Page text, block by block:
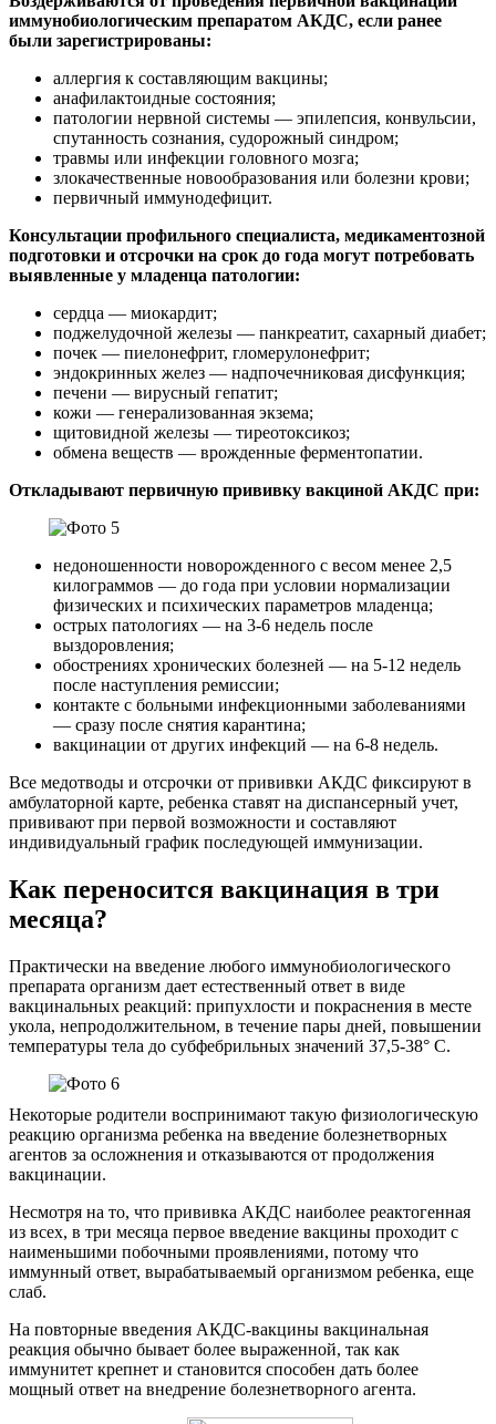
иммунобиологическим препаратом АКДС, если ранее
были зарегистрированы:
аллергия к составляющим вакцины;
анафилактоидные состояния;
патологии нервной системы — эпилепсия, конвульсии,
спутанность сознания, судорожный синдром;
травмы или инфекции головного мозга;
злокачественные новообразования или болезни крови;
первичный иммунодефицит.
Консультации профильного специалиста, медикаментозной
подготовки и отсрочки на срок до года могут потребовать
выявленные у младенца патологии:
сердца — миокардит;
поджелудочной железы — панкреатит, сахарный диабет;
почек — пиелонефрит, гломерулонефрит;
эндокринных желез — надпочечниковая дисфункция;
печени — вирусный гепатит;
кожи — генерализованная экзема;
щитовидной железы — тиреотоксикоз;
обмена веществ — врожденные ферментопатии.
Откладывают первичную прививку вакциной АКДС при:
недоношенности новорожденного с весом менее 2,5
килограммов — до года при условии нормализации
физических и психических параметров младенца;
острых патологиях — на 3-6 недель после
выздоровления;
обострениях хронических болезней — на 5-12 недель
после наступления ремиссии;
контакте с больными инфекционными заболеваниями
— сразу после снятия карантина;
вакцинации от других инфекций — на 6-8 недель.
Все медотводы и отсрочки от прививки АКДС фиксируют в
амбулаторной карте, ребенка ставят на диспансерный учет,
прививают при первой возможности и составляют
индивидуальный график последующей иммунизации.
Как переносится вакцинация в три
месяца?
Практически на введение любого иммунобиологического
препарата организм дает естественный ответ в виде
вакцинальных реакций: припухлости и покраснения в месте
укола, непродолжительном, в течение пары дней, повышении
температуры тела до субфебрильных значений 37,5-38° С.
Некоторые родители воспринимают такую физиологическую
реакцию организма ребенка на введение болезнетворных
агентов за осложнения и отказываются от продолжения
вакцинации.
Несмотря на то, что прививка АКДС наиболее реактогенная
из всех, в три месяца первое введение вакцины проходит с
наименьшими побочными проявлениями, потому что
иммунный ответ, вырабатываемый организмом ребенка, еще
слаб.
На повторные введения АКДС-вакцины вакцинальная
реакция обычно бывает более выраженной, так как
иммунитет крепнет и становится способен дать более
мощный ответ на внедрение болезнетворного агента.